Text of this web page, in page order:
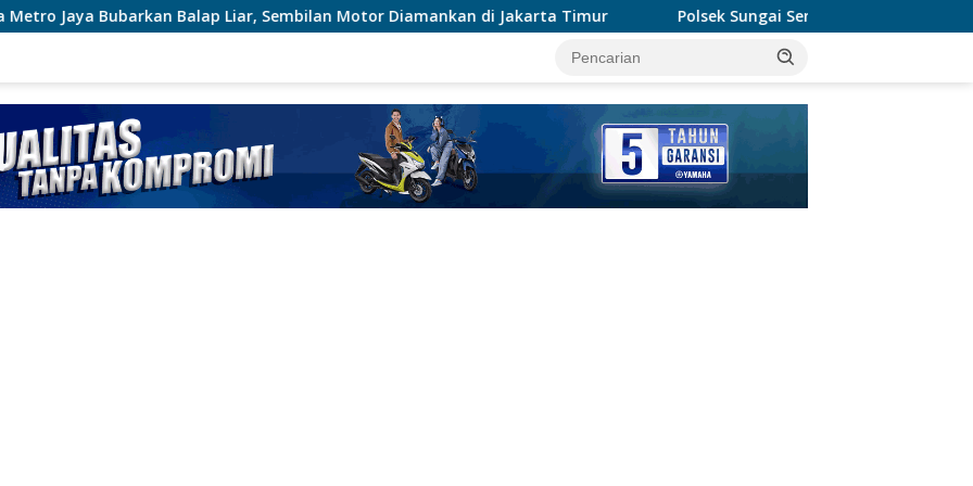
Balap Liar, Sembilan Motor Diamankan di Jakarta Timur Polsek Sungai Sembilan Ungkap Kasus Dugaan Percobaan